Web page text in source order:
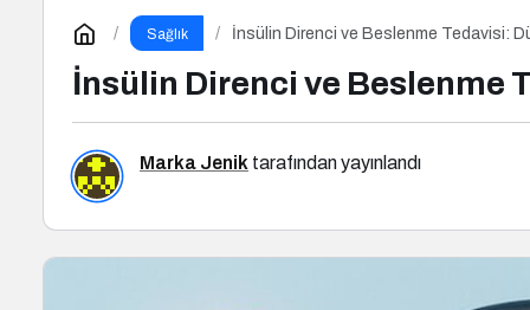
Sağlık İnsülin Direnci ve Beslenme Tedavisi:
İnsülin Direnci ve Beslenme
Marka Jenik tarafından yayınlandı